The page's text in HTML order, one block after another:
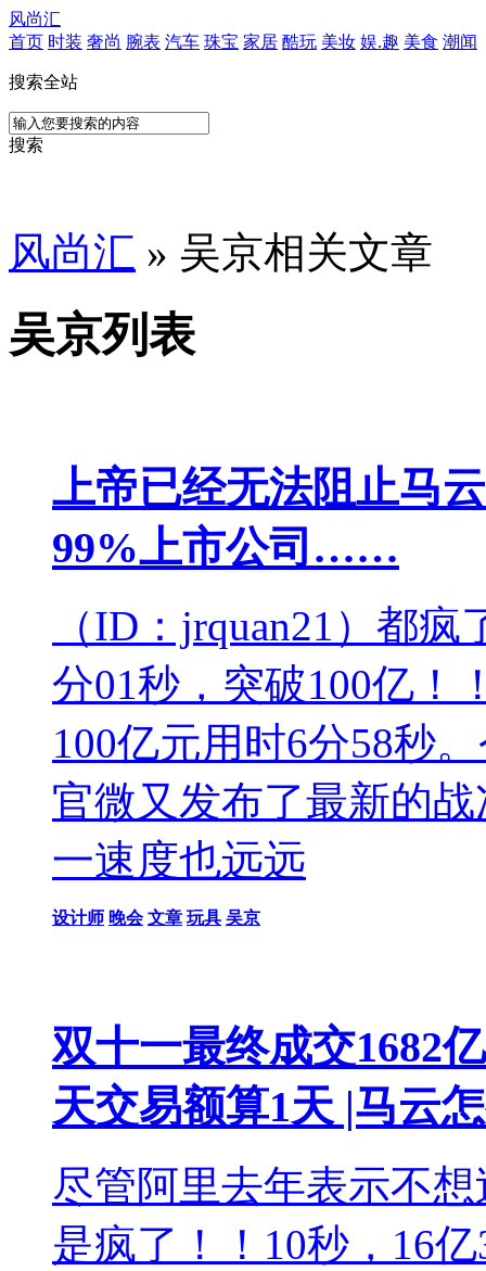
风尚汇
首页 时装 奢尚 腕表 汽车 珠宝 家居 酷玩 美妆 娱.趣 美食 潮闻
搜索全站
搜索
风尚汇 » 吴京相关文章
吴京列表
上帝已经无法阻止马
99%上市公司……
（ID：jrquan21）都
分01秒，突破100亿！
100亿元用时6分58秒
官微又发布了最新的
一速度也远远
设计师 晚会 文章 玩具 吴京
双十一最终成交1682
天交易额算1天 |马云
尽管阿里去年表示不
是疯了！！10秒，16